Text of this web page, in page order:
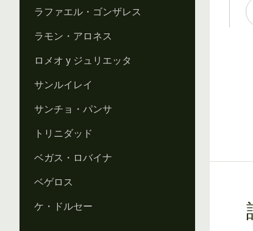
ラファエル・ゴンザレス
ラモン・アロネス
ロメオ y ジュリエッタ
サンルイレイ
サンチョ・パンサ
トリニダッド
ベガス・ロバイナ
ベゲロス
ケ・ドルセー